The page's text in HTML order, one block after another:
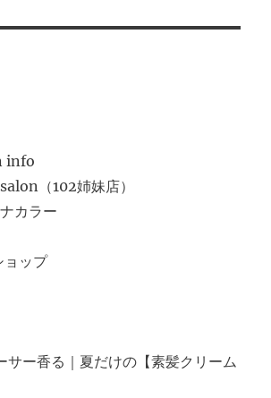
info
（102姉妹店）
カラー
ョップ
サー香る｜夏だけの【素髪クリーム